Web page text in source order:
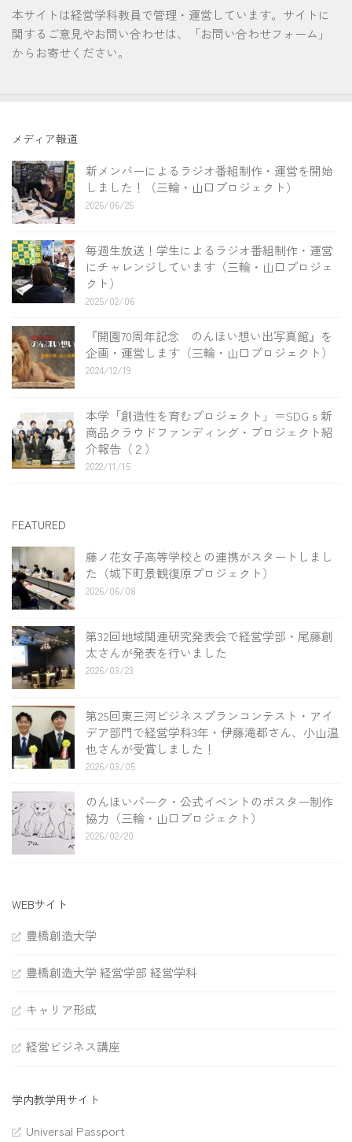
本サイトは経営学科教員で管理・運営しています。サイトに
関するご意見やお問い合わせは、「お問い合わせフォーム」
からお寄せください。
メディア報道
新メンバーによるラジオ番組制作・運営を開始
しました！（三輪・山口プロジェクト）
2026/06/25
毎週生放送！学生によるラジオ番組制作・運営
にチャレンジしています（三輪・山口プロジェ
クト）
2025/02/06
『開園70周年記念 のんほい想い出写真館』を
企画・運営します（三輪・山口プロジェクト）
2024/12/19
本学「創造性を育むプロジェクト」＝SDGｓ新
商品クラウドファンディング・プロジェクト紹
介報告（２）
2022/11/15
FEATURED
藤ノ花女子高等学校との連携がスタートしまし
た（城下町景観復原プロジェクト）
2026/06/08
第32回地域関連研究発表会で経営学部・尾藤創
太さんが発表を行いました
2026/03/23
第25回東三河ビジネスプランコンテスト・アイ
デア部門で経営学科3年・伊藤滝都さん、小山温
也さんが受賞しました！
2026/03/05
のんほいパーク・公式イベントのポスター制作
協力（三輪・山口プロジェクト）
2026/02/20
WEBサイト
豊橋創造大学
豊橋創造大学 経営学部 経営学科
キャリア形成
経営ビジネス講座
学内教学用サイト
Universal Passport